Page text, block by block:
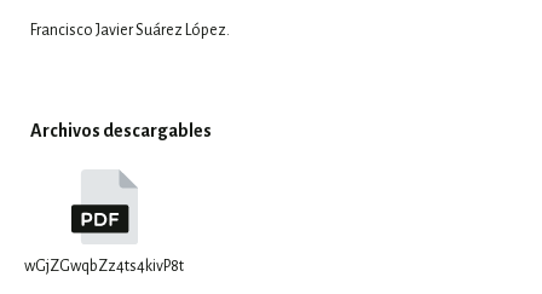
Francisco Javier Suárez López.
Archivos descargables
wGjZGwqbZz4ts4kivP8t